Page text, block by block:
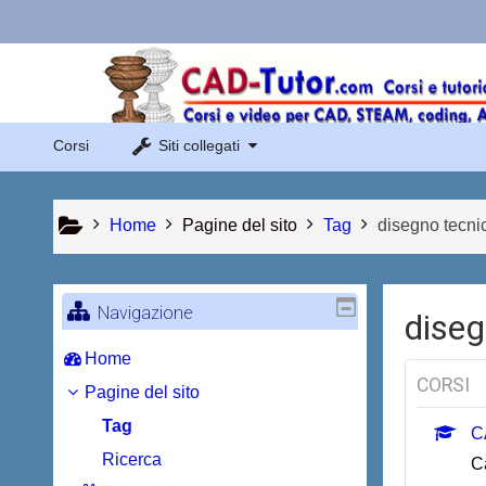
Links Menu
Sito di Corsi in Rete
Sito dei corsi online di AutoCAD
Corsi Siti collegati
Home Pagine del sito Tag disegno
CORSI
Navigazione
Home
Pagine del sito
Tag
Ricerca